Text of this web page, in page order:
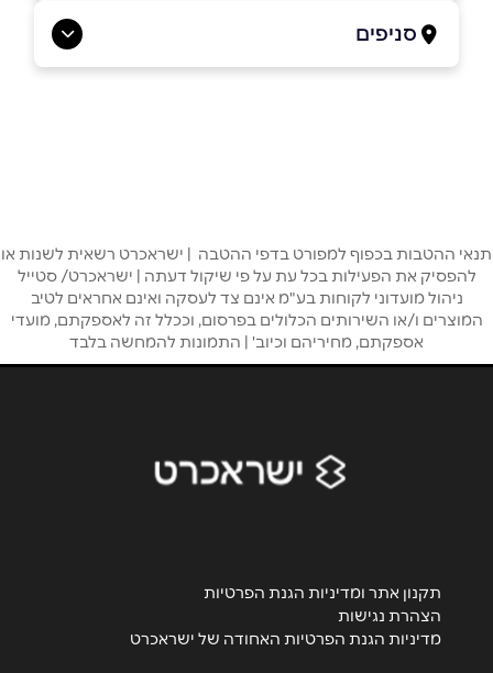
אימייל*
נושא
אנא חזרו אלי בקשר ל...
שליחה
סניפים
אשדוד
ביג פאשן אשדוד
*3084
גראנד קניון באר שבע
רמת גן
קניון איילון רמת גן
תנאי ההטבות בכפוף למפורט בדפי ההטבה | ישראכרט רשאית לשנות או
להפסיק את הפעילות בכל עת על פי שיקול דעתה | ישראכרט/ סטייל
ניהול מועדוני לקוחות בע"מ אינם צד לעסקה ואינם אחראים לטיב
המוצרים ו/או השירותים הכלולים בפרסום, וככלל זה לאספקתם, מועדי
אספקתם, מחיריהם וכיוב' | התמונות להמחשה בלבד
תקנון אתר ומדיניות הגנת הפרטיות
הצהרת נגישות
מדיניות הגנת הפרטיות האחודה של ישראכרט